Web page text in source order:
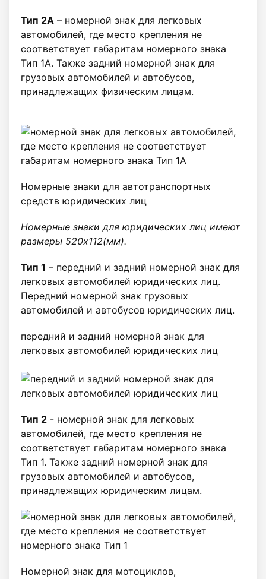
Тип 2А – номерной знак для легковых
автомобилей, где место крепления не
соответствует габаритам номерного знака
Тип 1А. Также задний номерной знак для
грузовых автомобилей и автобусов,
принадлежащих физическим лицам.
Номерные знаки для автотранспортных
средств юридических лиц
Номерные знаки для юридических лиц имеют
размеры 520х112(мм).
Тип 1 – передний и задний номерной знак для
легковых автомобилей юридических лиц.
Передний номерной знак грузовых
автомобилей и автобусов юридических лиц.
передний и задний номерной знак для
легковых автомобилей юридических лиц
Тип 2 - номерной знак для легковых
автомобилей, где место крепления не
соответствует габаритам номерного знака
Тип 1. Также задний номерной знак для
грузовых автомобилей и автобусов,
принадлежащих юридическим лицам.
Номерной знак для мотоциклов,